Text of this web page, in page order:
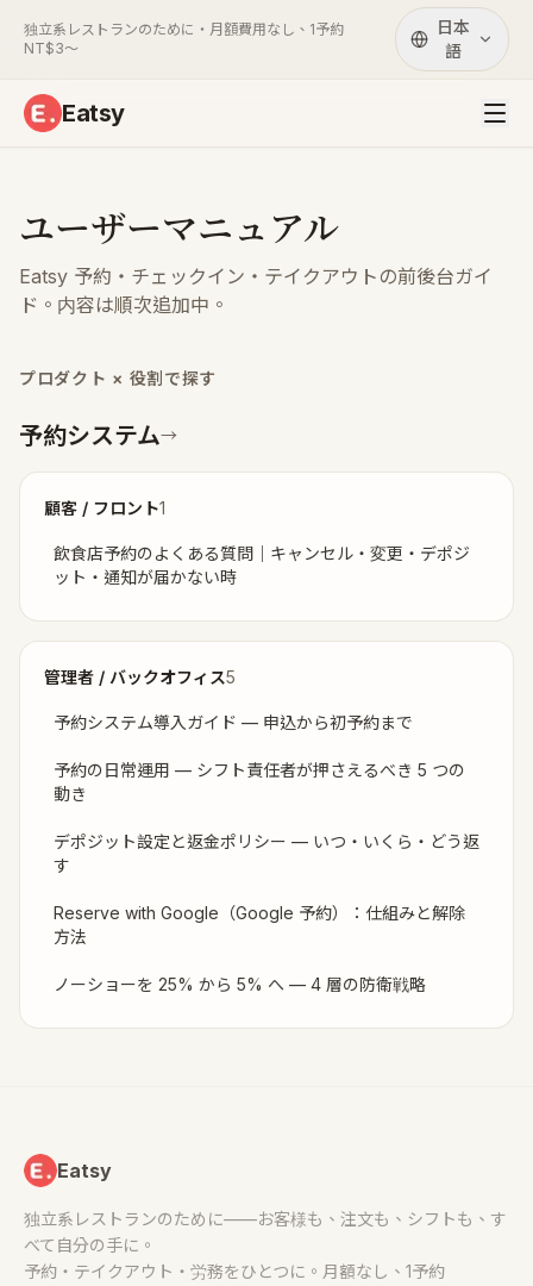
独立系レストランのために・月額費用なし、1予約
NT$3〜
日本
語
Eatsy
ユーザーマニュアル
Eatsy 予約・チェックイン・テイクアウトの前後台ガイ
ド。内容は順次追加中。
プロダクト × 役割で探す
予約システム→
顧客 / フロント1
飲食店予約のよくある質問｜キャンセル・変更・デポジ
ット・通知が届かない時
管理者 / バックオフィス5
予約システム導入ガイド — 申込から初予約まで
予約の日常運用 — シフト責任者が押さえるべき 5 つの
動き
デポジット設定と返金ポリシー — いつ・いくら・どう返
す
Reserve with Google（Google 予約）：仕組みと解除
方法
ノーショーを 25% から 5% へ — 4 層の防衛戦略
Eatsy
独立系レストランのために——お客様も、注文も、シフトも、す
べて自分の手に。
予約・テイクアウト・労務をひとつに。月額なし、1予約